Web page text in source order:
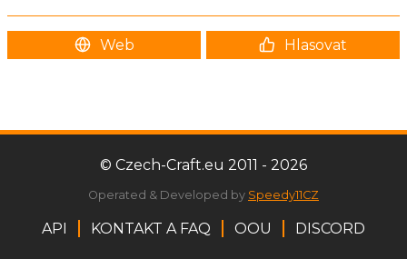
Web Hlasovat
© Czech-Craft.eu 2011 - 2026
Operated & Developed by Speedy11CZ
API KONTAKT A FAQ OOU DISCORD